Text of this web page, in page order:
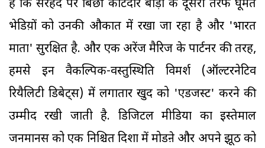
हैं कि सरहद पर बिछी कांटेदार बाड़ों के दूसरी तरफ घूमते
भेडिय़ों को उनकी औकात में रखा जा रहा है और 'भारत
माता' सुरक्षित है. और एक अरेंज मैरिज के पार्टनर की तरह,
हमसे इन वैकल्पिक-वस्तुस्थिति विमर्श (ऑल्टरनेटिव
रियैलिटी डिबेट्स) में लगातार खुद को 'एडजस्ट' करने की
उम्मीद रखी जाती है. डिजिटल मीडिया का इस्तेमाल
जनमानस को एक निश्चित दिशा में मोडऩे और अपने झूठ को